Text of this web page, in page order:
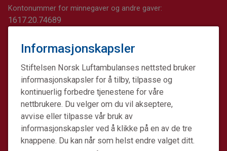
Informasjonskapsler
Stiftelsen Norsk Luftambulanses nettsted bruker
informasjonskapsler for å tilby, tilpasse og
kontinuerlig forbedre tjenestene for våre
nettbrukere. Du velger om du vil akseptere,
avvise eller tilpasse vår bruk av
informasjonskapsler ved å klikke på en av de tre
knappene. Du kan når som helst endre valget ditt.
Kontonummer for minnegaver og andre gaver:
1617.20.74689